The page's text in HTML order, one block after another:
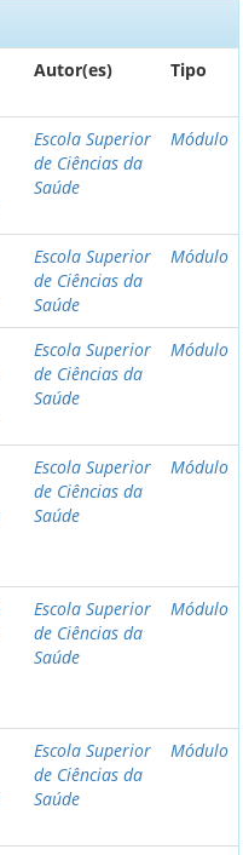
Autor(es) Tipo
Escola Superior
de Ciências da
Saúde
Módulo
Escola Superior
de Ciências da
Saúde
Módulo
Escola Superior
de Ciências da
Saúde
Módulo
Escola Superior
de Ciências da
Saúde
Módulo
Escola Superior
de Ciências da
Saúde
Módulo
Escola Superior
de Ciências da
Saúde
Módulo